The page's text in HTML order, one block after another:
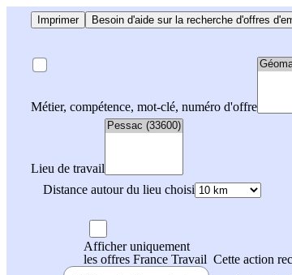
Imprimer Besoin d'aide sur la recherche d'offres
Métier, compétence, mot-clé, numéro d'offre
Lieu de travail
Distance autour du lieu choisi
Afficher uniquement
les offres France Travail Cette action